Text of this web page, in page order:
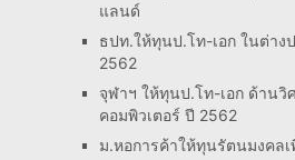
แลนด์
ธปท.ให้ทุนป.โท-เอก ในต่าง
2562
จุฬาฯ ให้ทุนป.โท-เอก ด้านวิ
คอมพิวเตอร์ ปี 2562
ม.หอการค้าให้ทุนรัตนมงคล